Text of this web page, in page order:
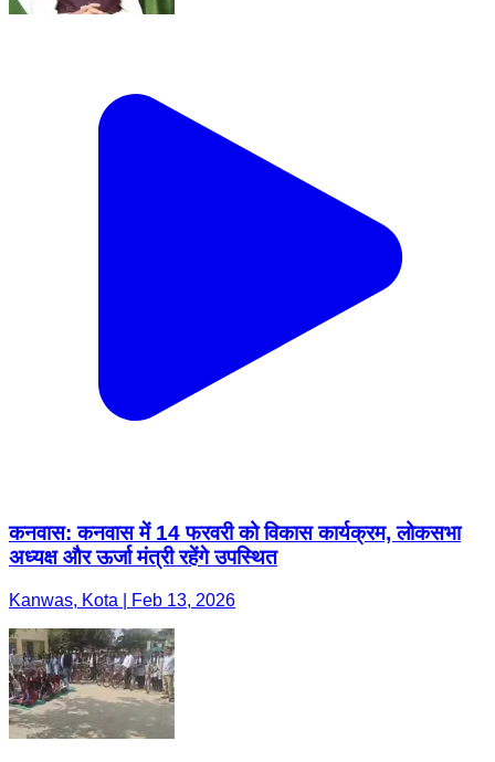
कनवास: कनवास में 14 फरवरी को विकास कार्यक्रम, लोकसभा
अध्यक्ष और ऊर्जा मंत्री रहेंगे उपस्थित
Kanwas, Kota | Feb 13, 2026